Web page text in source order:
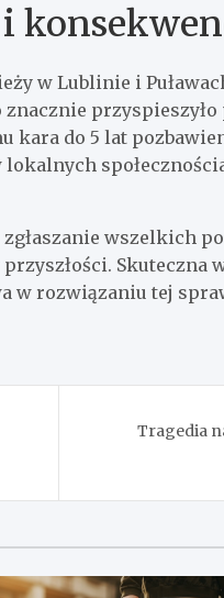
w Lublinie i
kara do 5 lat
zgłaszanie wszelkich
Skuteczna
w rozwiązaniu tej
Tragedia